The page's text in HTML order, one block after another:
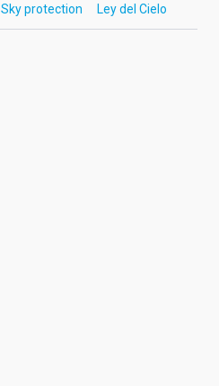
Sky protection Ley del Cielo